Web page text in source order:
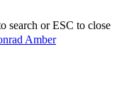
search or ESC to close